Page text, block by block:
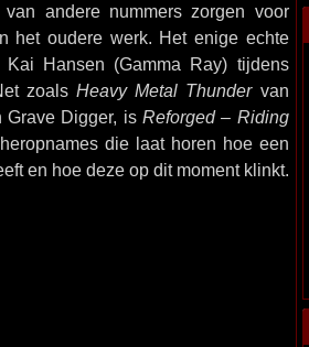
andere nummers zorgen voor
het oudere werk. Het enige echte
Hansen (Gamma Ray) tijdens
zoalsHeavy Metal Thundervan
Digger, is Reforged – Riding
die laat horen hoe een
en hoe deze op dit moment klinkt.